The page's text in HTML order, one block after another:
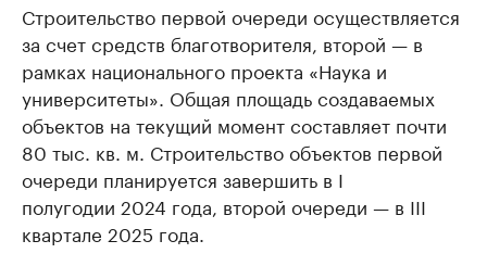
Строительство первой очереди осуществляется
за счет средств благотворителя, второй — в
рамках национального проекта «Наука и
университеты». Общая площадь создаваемых
объектов на текущий момент составляет почти
80 тыс. кв. м. Строительство объектов первой
очереди планируется завершить в I
полугодии 2024 года, второй очереди — в III
квартале 2025 года.